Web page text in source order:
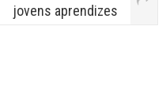
jovens aprendizes